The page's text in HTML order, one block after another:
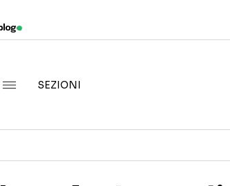
SEZIONI